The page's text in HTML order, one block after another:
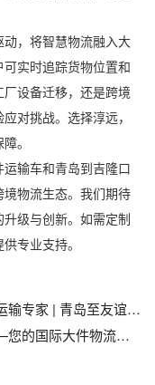
，将智慧物流融入大
实时追踪货物位置和
设备迁移，还是跨境
对挑战。选择淳远，
。
输车和青岛到吉隆口
物流生态。我们期待
级与创新。如需定制
专业支持。
青岛运输大件货物_青岛到友谊关口岸设备运输
件物流_青岛到喀拉苏口岸设备运输